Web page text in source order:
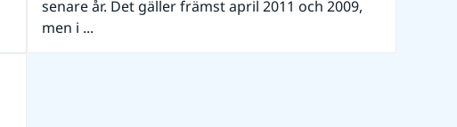
senare år. Det gäller främst april 2011 och 2009,
men i ...